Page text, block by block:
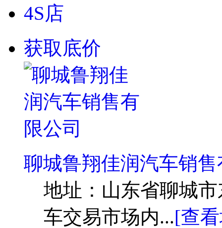
4S店
获取底价
聊城鲁翔佳润汽车销
地址： 山东省聊城
车交易市场内...[查